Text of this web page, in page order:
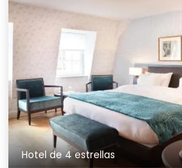
Hotel de 4 estrellas